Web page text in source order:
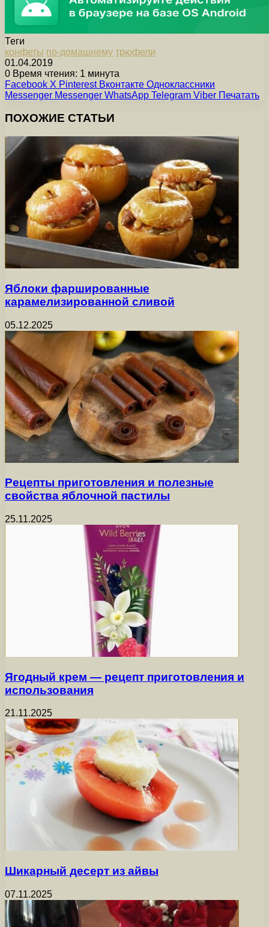
Теги
конфеты по-домашнему трюфели
01.04.2019
0 Время чтения: 1 минута
Facebook X Pinterest Вконтакте Одноклассники
Messenger Messenger WhatsApp Telegram Viber Печатать
ПОХОЖИЕ СТАТЬИ
Яблоки фаршированные
карамелизированной сливой
05.12.2025
Рецепты приготовления и полезные
свойства яблочной пастилы
25.11.2025
Ягодный крем — рецепт приготовления и
использования
21.11.2025
Шикарный десерт из айвы
07.11.2025